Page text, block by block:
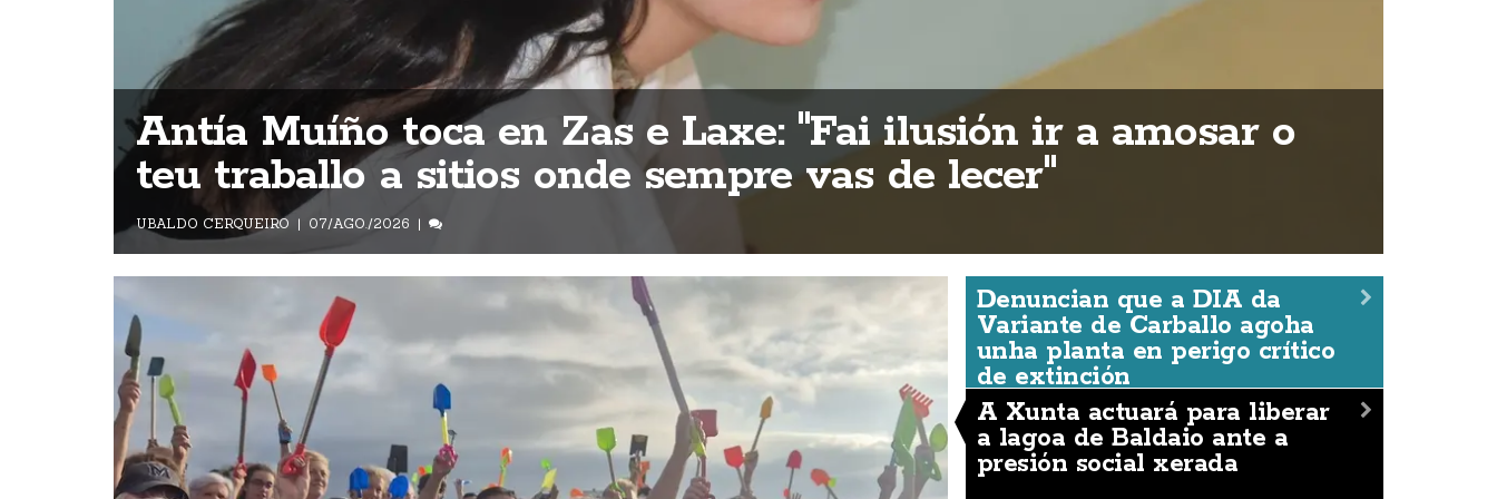
Antía Muíño toca en Zas e Laxe: "Fai ilusión ir a amosar o
teu traballo a sitios onde sempre vas de lecer"
UBALDO CERQUEIRO 07/AGO./2026
Denuncian que a DIA da
Variante de Carballo agoha
unha planta en perigo crítico
de extinción
A Xunta actuará para liberar
a lagoa de Baldaio ante a
presión social xerada